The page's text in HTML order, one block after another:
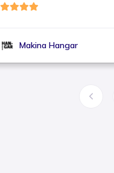
Makina Hangar